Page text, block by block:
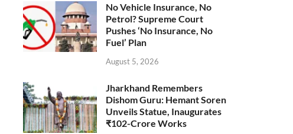
No Vehicle Insurance, No
Petrol? Supreme Court
Pushes ‘No Insurance, No
Fuel’ Plan
August 5, 2026
Jharkhand Remembers
Dishom Guru: Hemant Soren
Unveils Statue, Inaugurates
₹102-Crore Works